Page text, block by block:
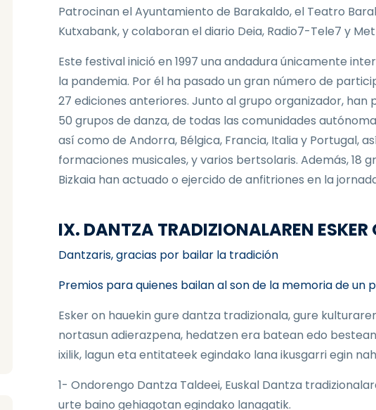
Patrocinan el Ayuntamiento de Barakaldo, el Teatro
Kutxabank, y colaboran el diario Deia, Radio7-Tele7 y
Este festival inició en 1997 una andadura únicamente
la pandemia. Por él ha pasado un gran número de
27 ediciones anteriores. Junto al grupo organizador, han
50 grupos de danza, de todas las comunidades
así como de Andorra, Bélgica, Francia, Italia y Portugal,
formaciones musicales, y varios bertsolaris. Además, 18
Bizkaia han actuado o ejercido de anfitriones en la
IX. DANTZA TRADIZIONALAREN ESKER
Dantzaris, gracias por bailar la tradición
Premios para quienes bailan al son de la memoria de un
Esker on hauekin gure dantza tradizionala, gure
nortasun adierazpena, hedatzen era batean edo
ixilik, lagun eta entitateek egindako lana ikusgarri egin
1- Ondorengo Dantza Taldeei, Euskal Dantza
urte baino gehiagotan egindako lanagatik.